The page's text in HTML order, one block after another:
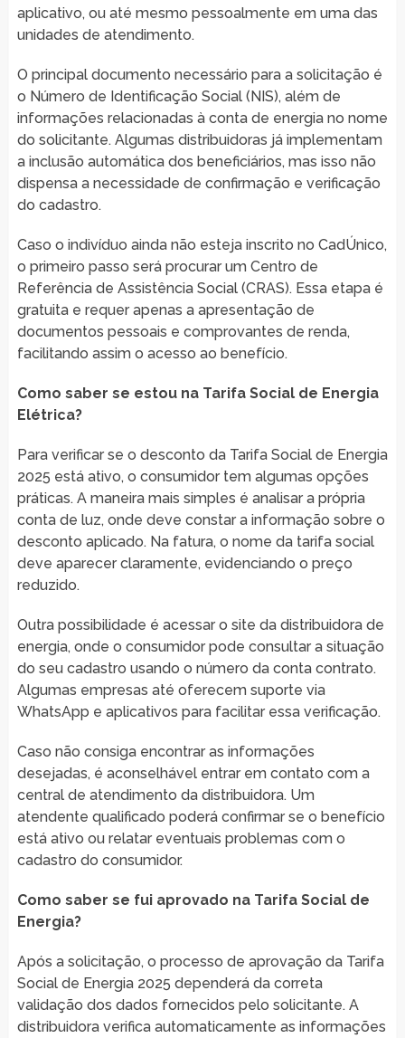
aplicativo, ou até mesmo pessoalmente em uma das
unidades de atendimento.
O principal documento necessário para a solicitação é
o Número de Identificação Social (NIS), além de
informações relacionadas à conta de energia no nome
do solicitante. Algumas distribuidoras já implementam
a inclusão automática dos beneficiários, mas isso não
dispensa a necessidade de confirmação e verificação
do cadastro.
Caso o indivíduo ainda não esteja inscrito no CadÚnico,
o primeiro passo será procurar um Centro de
Referência de Assistência Social (CRAS). Essa etapa é
gratuita e requer apenas a apresentação de
documentos pessoais e comprovantes de renda,
facilitando assim o acesso ao benefício.
Como saber se estou na Tarifa Social de Energia
Elétrica?
Para verificar se o desconto da Tarifa Social de Energia
2025 está ativo, o consumidor tem algumas opções
práticas. A maneira mais simples é analisar a própria
conta de luz, onde deve constar a informação sobre o
desconto aplicado. Na fatura, o nome da tarifa social
deve aparecer claramente, evidenciando o preço
reduzido.
Outra possibilidade é acessar o site da distribuidora de
energia, onde o consumidor pode consultar a situação
do seu cadastro usando o número da conta contrato.
Algumas empresas até oferecem suporte via
WhatsApp e aplicativos para facilitar essa verificação.
Caso não consiga encontrar as informações
desejadas, é aconselhável entrar em contato com a
central de atendimento da distribuidora. Um
atendente qualificado poderá confirmar se o benefício
está ativo ou relatar eventuais problemas com o
cadastro do consumidor.
Como saber se fui aprovado na Tarifa Social de
Energia?
Após a solicitação, o processo de aprovação da Tarifa
Social de Energia 2025 dependerá da correta
validação dos dados fornecidos pelo solicitante. A
distribuidora verifica automaticamente as informações